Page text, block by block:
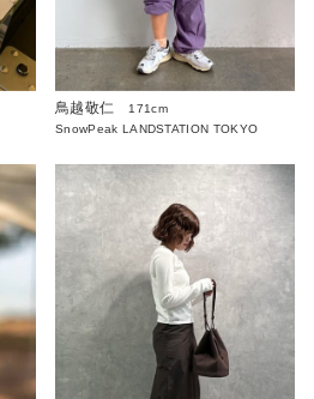
鳥越敬仁
171cm
SnowPeak LANDSTATION TOKYO